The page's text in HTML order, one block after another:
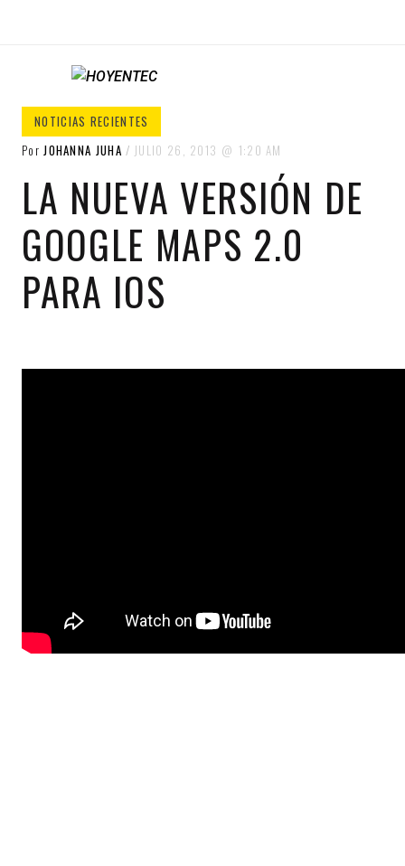
HOYENTEC
NOTICIAS RECIENTES
PorJOHANNA JUHA JULIO 26, 2013 1:20 AM
LA NUEVA VERSIÓN DE
GOOGLE MAPS 2.0
PARA IOS